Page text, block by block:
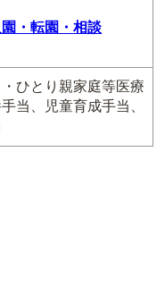
・転園・相談
ひとり親家庭等医療
当、児童育成手当、